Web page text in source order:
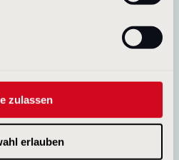
zulassen
erlauben
Bereich und in der
fest verankert.
Aber die Verwendung
bei weitem nicht aus.